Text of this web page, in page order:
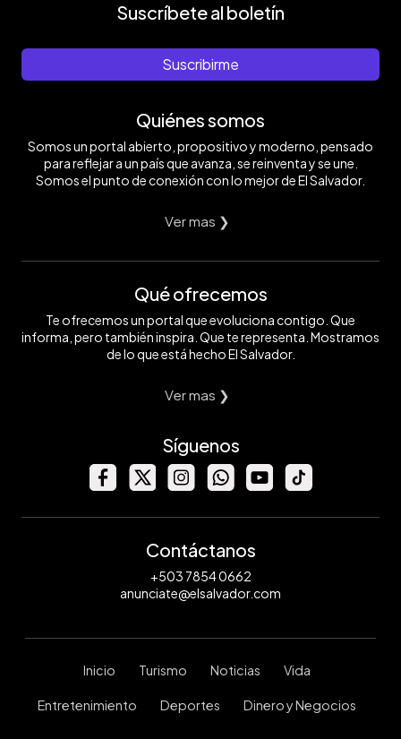
Suscríbete al boletín
Suscribirme
Quiénes somos
Somos un portal abierto, propositivo y moderno, pensado
para reflejar a un país que avanza, se reinventa y se une.
Somos el punto de conexión con lo mejor de El Salvador.
Ver mas ❯
Qué ofrecemos
Te ofrecemos un portal que evoluciona contigo. Que
informa, pero también inspira. Que te representa. Mostramos
de lo que está hecho El Salvador.
Ver mas ❯
Síguenos
Contáctanos
+503 7854 0662
anunciate@elsalvador.com
Inicio Turismo Noticias Vida
Entretenimiento Deportes Dinero y Negocios